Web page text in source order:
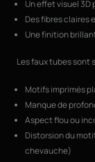
Un effet visuel 3D
Des fibres claires
Une finition
Les faux tubes sont
Motifs imprimés
Manque de
Aspect flou ou
Distorsion du
chevauche)